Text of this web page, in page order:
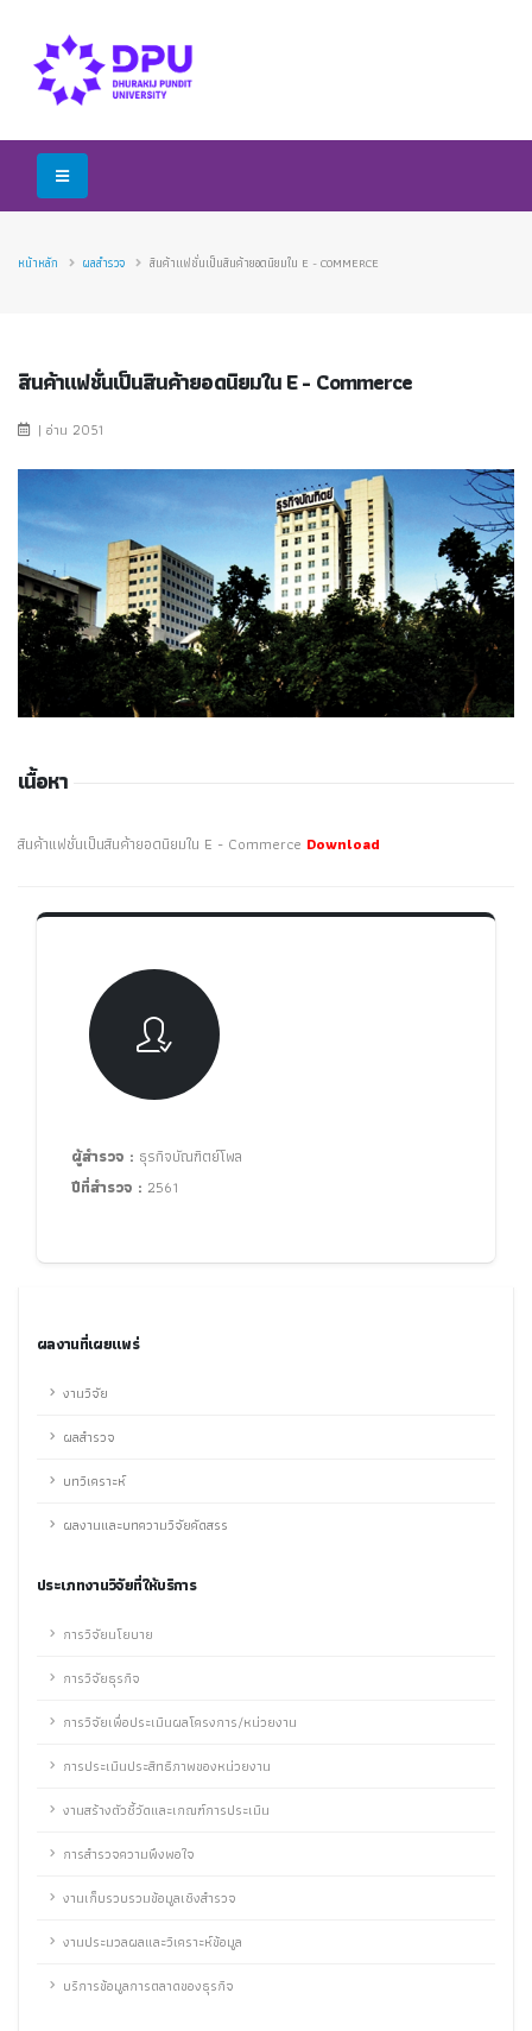
หน้าหลัก ผลสำรวจ สินค้าแฟชั่นเป็นสินค้ายอดนิยมใน E - COMMERCE
สินค้าแฟชั่นเป็นสินค้ายอดนิยมใน E - Commerce
| อ่าน 2051
เนื้อหา
สินค้าแฟชั่นเป็นสินค้ายอดนิยมใน E - Commerce Download
ผู้สำรวจ : ธุรกิจบัณฑิตย์โพล
ปีที่สำรวจ : 2561
ผลงานที่เผยแพร่
งานวิจัย
ผลสำรวจ
บทวิเคราะห์
ผลงานและบทความวิจัยคัดสรร
ประเภทงานวิจัยที่ให้บริการ
การวิจัยนโยบาย
การวิจัยธุรกิจ
การวิจัยเพื่อประเมินผลโครงการ/หน่วยงาน
การประเมินประสิทธิภาพของหน่วยงาน
งานสร้างตัวชี้วัดและเกณฑ์การประเมิน
การสำรวจความพึงพอใจ
งานเก็บรวบรวมข้อมูลเชิงสำรวจ
งานประมวลผลและวิเคราะห์ข้อมูล
บริการข้อมูลการตลาดของธุรกิจ